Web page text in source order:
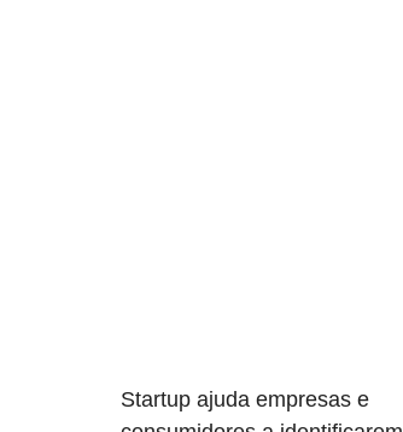
Startup ajuda empresas e